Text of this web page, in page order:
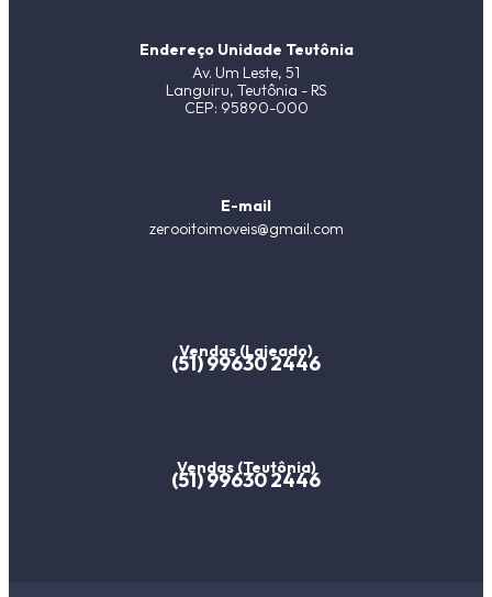
Endereço Unidade Teutônia
Av. Um Leste, 51
Languiru, Teutônia - RS
CEP: 95890-000
E-mail
zerooitoimoveis@gmail.com
Vendas (Lajeado)
(51) 99630 2446
Vendas (Teutônia)
(51) 99630 2446